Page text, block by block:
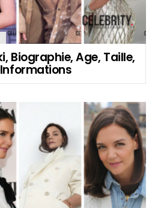
Biographie, Age, Taille,